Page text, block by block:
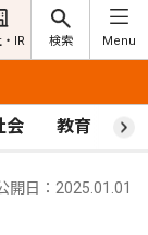
IR 検索 Menu
会 教育 ス
開日：2025.01.01